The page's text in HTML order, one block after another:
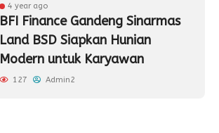
4 year ago
BFI Finance Gandeng Sinarmas
Land BSD Siapkan Hunian
Modern untuk Karyawan
127 Admin2